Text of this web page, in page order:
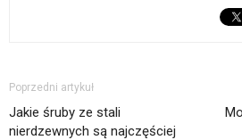
Poprzedni artykuł
Jakie śruby ze stali
nierdzewnych są najczęściej